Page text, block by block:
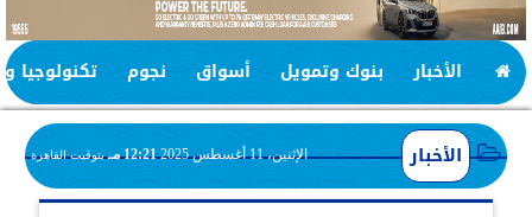
الأخبار بنوك وتمويل أسواق نجوم تكنولوجيا
الأخبار الإثنين، 11 أغسطس 2025 12:21 مـ بتوقيت القاهرة